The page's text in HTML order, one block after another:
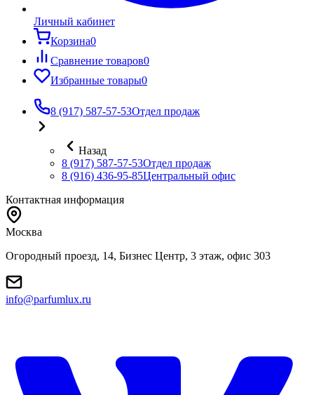
Личный кабинет
Корзина0
Сравнение товаров0
Избранные товары0
8 (917) 587-57-53Отдел продаж
Назад
8 (917) 587-57-53Отдел продаж
8 (916) 436-95-85Центральный офис
Контактная информация
Москва
Огородный проезд, 14, Бизнес Центр, 3 этаж, офис 303
info@parfumlux.ru